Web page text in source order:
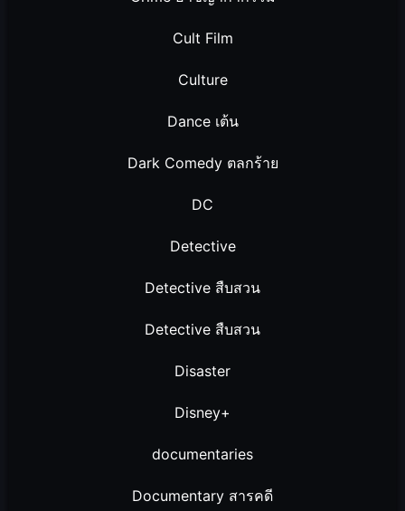
Cult Film
Culture
Dance เต้น
Dark Comedy ตลกร้าย
DC
Detective
Detective สืบสวน
Detective สืบสวน
Disaster
Disney+
documentaries
Documentary สารคดี